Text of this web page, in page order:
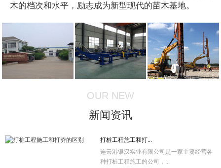
木的档次和水平，励志成为新型现代的苗木基地。
OUR NEW
新闻资讯
打桩工程施工和打...
连云港银汉实业有限公司是一家主要经营各
种打桩工程施工的公司，...